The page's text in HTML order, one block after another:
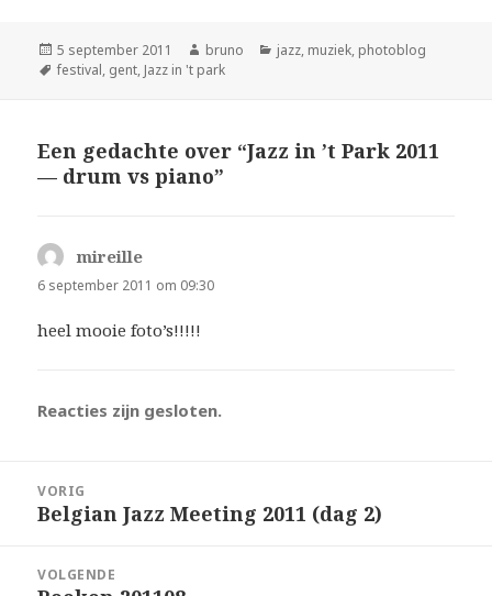
Geplaatst
op
5 september 2011 Auteur
bruno Categorieën
jazz, muziek, photoblog
Tags
festival, gent, Jazz in 't park
Een gedachte over “Jazz in ’t Park 2011
— drum vs piano”
mireille
6 september 2011 om 09:30
heel mooie foto’s!!!!!
Reacties zijn gesloten.
navigatie
VORIG
Vorig
Belgian Jazz Meeting 2011 (dag 2)
VOLGENDE